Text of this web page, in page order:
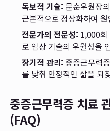
독보적 기술: 문순우원장
근본적으로 정상화하여
전문가의 전문성: 1,000회
로 임상 기술의 우월성을
장기적 관리: 중증근무력
를 낮춰 안정적인 삶을 되
중증근무력증 치료
(FAQ)